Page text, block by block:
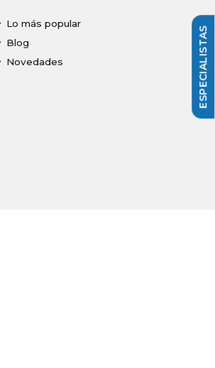
Lo más popular
Blog
Novedades